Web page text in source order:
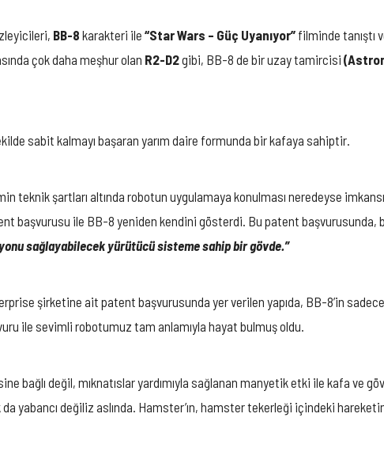
BB-8 karakteri ile “Star Wars – Güç Uyanıyor” filminde tanıştı
çok daha meşhur olan R2-D2gibi, BB-8 de bir uzay tamircisi
sabit kalmayı başaran yarım daire formunda bir kafaya sahiptir.
teknik şartları altında robotun uygulamaya konulması neredeyse
başvurusu ile BB-8 yeniden kendini gösterdi. Bu patent başvurusunda,
sağlayabilecek yürütücü sisteme sahip bir gövde.”
şirketine ait patent başvurusunda yer verilen yapıda, BB-8’in
ile sevimli robotumuz tam anlamıyla hayat bulmuş oldu.
bağlı değil, mıknatıslar yardımıyla sağlanan manyetik etki ile kafa ve
yabancı değiliz aslında. Hamster’ın, hamster tekerleği içindeki